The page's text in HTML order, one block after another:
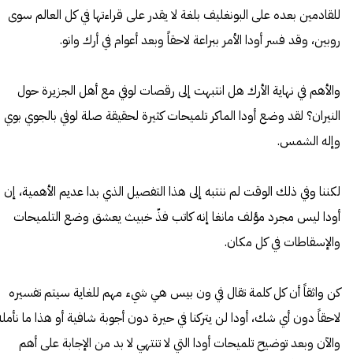
للقادمين بعده على البونغليف بلغة لا يقدر على قراءتها في كل العالم سوى
روبين، وقد فسر أودا الأمر ببراعة لاحقاً وبعد أعوام في أرك وانو.
والأهم في نهاية الأرك هل انتبهت إلى رقصات لوفي مع أهل الجزيرة حول
النيران؟ لقد وضع أودا الماكر تلميحات كثيرة لحقيقة صلة لوفي بالجوي بوي
وإله الشمس.
لكننا وفي ذلك الوقت لم ننتبه إلى هذا التفصيل الذي بدا عديم الأهمية، إن
أودا ليس مجرد مؤلف مانغا إنه كاتب فذّ خبيث يعشق وضع التلميحات
والإسقاطات في كل مكان.
كن واثقاً أن كل كلمة تقال في ون بيس هي شيء مهم للغاية سيتم تفسيره
لاحقاً دون أي شك، أودا لن يتركنا في حيرة دون أجوبة شافية أو هذا ما
والآن وبعد توضيح تلميحات أودا التي لا تنتهي لا بد من الإجابة على أهم